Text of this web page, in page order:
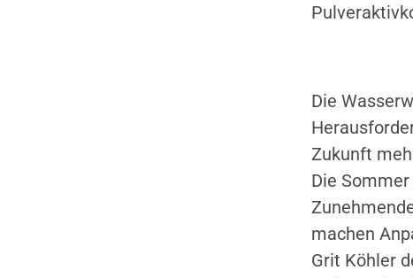
Die
Zukunft
Die
machen
Grit Köhler